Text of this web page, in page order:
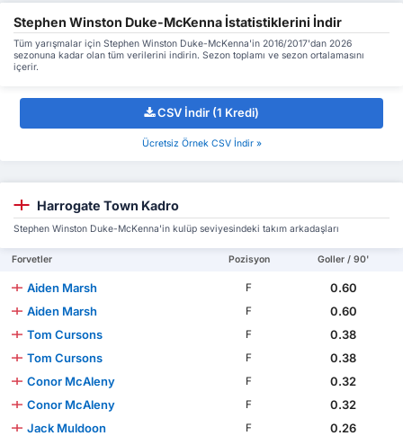
Stephen Winston Duke-McKenna İstatistiklerini İndir
Tüm yarışmalar için Stephen Winston Duke-McKenna'in 2016/2017'dan 2026
sezonuna kadar olan tüm verilerini indirin. Sezon toplamı ve sezon ortalamasını
içerir.
CSV İndir (1 Kredi)
Ücretsiz Örnek CSV İndir »
Harrogate Town Kadro
Stephen Winston Duke-McKenna'in kulüp seviyesindeki takım arkadaşları
Forvetler Pozisyon Goller / 90'
Aiden Marsh F
0.60
Aiden Marsh
F
0.60
Tom Cursons
F
0.38
Tom Cursons
F
0.38
Conor McAleny
F
0.32
Conor McAleny
F
0.32
Jack Muldoon
F
0.26